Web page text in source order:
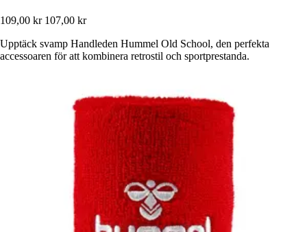
109,00 kr 107,00 kr
Upptäck svamp Handleden Hummel Old School, den perfekta
accessoaren för att kombinera retrostil och sportprestanda.